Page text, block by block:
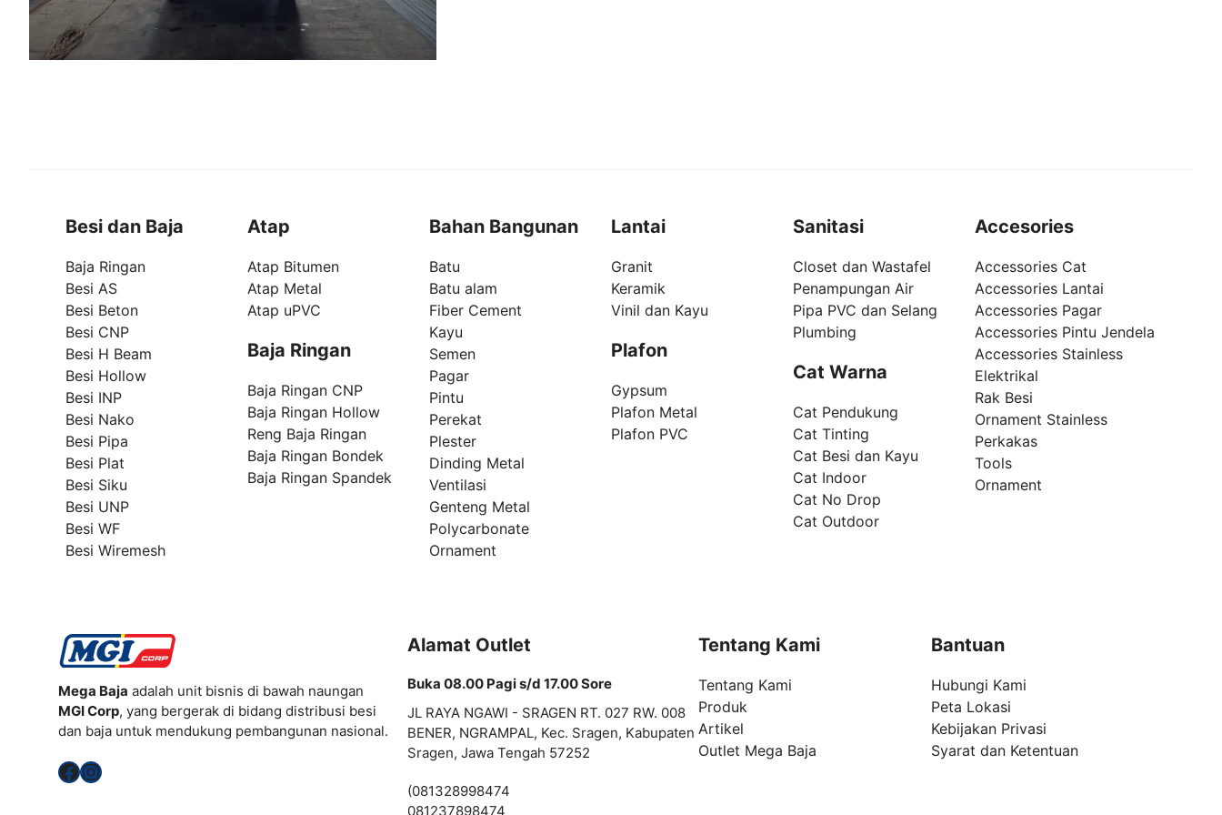
Besi dan Baja
Baja Ringan
Besi AS
Besi Beton
Besi CNP
Besi H Beam
Besi Hollow
Besi INP
Besi Nako
Besi Pipa
Besi Plat
Besi Siku
Besi UNP
Besi WF
Besi Wiremesh
Atap
Atap Bitumen
Atap Metal
Atap uPVC
Baja Ringan
Baja Ringan CNP
Baja Ringan Hollow
Reng Baja Ringan
Baja Ringan Bondek
Baja Ringan Spandek
Bahan Bangunan
Batu
Batu alam
Fiber Cement
Kayu
Semen
Pagar
Pintu
Perekat
Plester
Dinding Metal
Ventilasi
Genteng Metal
Polycarbonate
Ornament
Lantai
Granit
Keramik
Vinil dan Kayu
Plafon
Gypsum
Plafon Metal
Plafon PVC
Sanitasi
Closet dan Wastafel
Penampungan Air
Pipa PVC dan Selang
Plumbing
Cat Warna
Cat Pendukung
Cat Tinting
Cat Besi dan Kayu
Cat Indoor
Cat No Drop
Cat Outdoor
Accesories
Accessories Cat
Accessories Lantai
Accessories Pagar
Accessories Pintu Jendela
Accessories Stainless
Elektrikal
Rak Besi
Ornament Stainless
Perkakas
Tools
Ornament
Mega Baja adalah unit bisnis di bawah naungan
MGI Corp, yang bergerak di bidang distribusi besi
dan baja untuk mendukung pembangunan nasional.
Facebook
Instagram
Alamat Outlet
Buka 08.00 Pagi s/d 17.00 Sore
JL RAYA NGAWI - SRAGEN RT. 027 RW. 008
BENER, NGRAMPAL, Kec. Sragen, Kabupaten
Sragen, Jawa Tengah 57252
(081328998474
081237898474
Tentang Kami
Tentang Kami
Produk
Artikel
Outlet Mega Baja
Bantuan
Hubungi Kami
Peta Lokasi
Kebijakan Privasi
Syarat dan Ketentuan